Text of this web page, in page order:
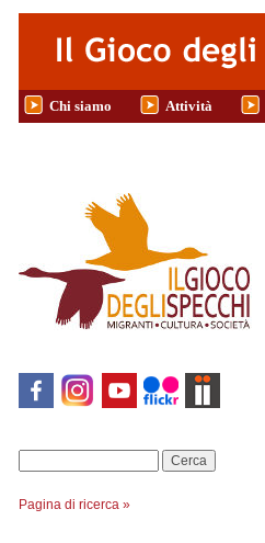
Salta al contenuto principale
Chi siamo Attività
Pagina di ricerca »